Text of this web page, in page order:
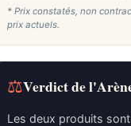
* Prix constatés, non
prix actuels.
⚖Verdict de
Les deux produits